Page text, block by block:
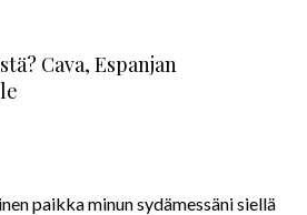
Cava, Espanjan
paikka minun sydämessäni siellä